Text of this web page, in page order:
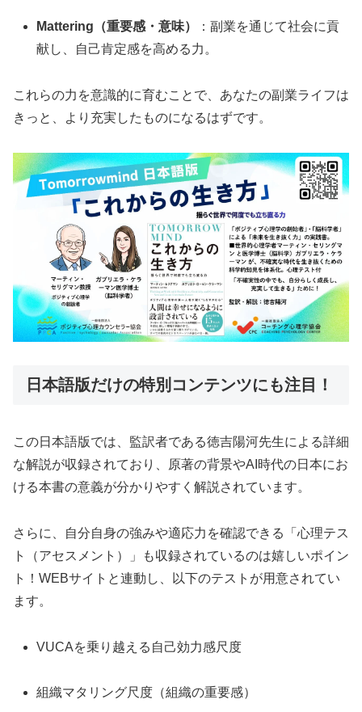
Mattering（重要感・意味）
：副業を通じて社会に貢
献し、自己肯定感を高める力。
これらの力を意識的に育むことで、あなたの副業ライフは
きっと、より充実したものになるはずです。
日本語版だけの特別コンテンツにも注目！
この日本語版では、監訳者である徳吉陽河先生による詳細
な解説が収録されており、原著の背景やAI時代の日本にお
ける本書の意義が分かりやすく解説されています。
さらに、自分自身の強みや適応力を確認できる「心理テス
ト（アセスメント）」も収録されているのは嬉しいポイン
ト！WEBサイトと連動し、以下のテストが用意されてい
ます。
VUCAを乗り越える自己効力感尺度
組織マタリング尺度（組織の重要感）